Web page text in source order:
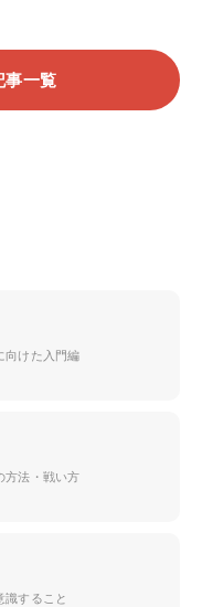
事一覧
向けた入門編
方法・戦い方
識すること